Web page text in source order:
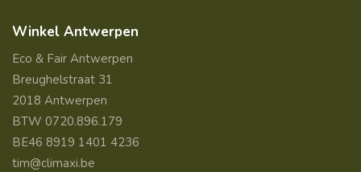
Winkel Antwerpen
Eco & Fair Antwerpen
Breughelstraat 31
2018 Antwerpen
BTW 0720.896.179
BE46 8919 1401 4236
tim@climaxi.be